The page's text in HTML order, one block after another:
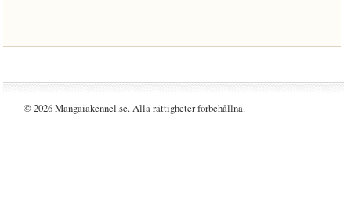
© 2026 Mangaiakennel.se. Alla rättigheter förbehållna.